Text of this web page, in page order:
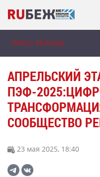
ПРЕСС-РЕЛИЗЫ
АПРЕЛЬСКИЙ
ПЭФ-
СООБЩЕСТВО
23 мая 2025, 18:40